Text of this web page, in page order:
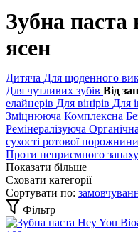
Зубна паста
ясен
Дитяча Для щоденного
Для чутливих зубів Від
елайнерів Для вінірів Для
Зміцнююча Комплексна
Ремінералізуюча
сухості ротової порожнини
Проти неприємного запаху
Показати більше
Сховати категорії
Сортувати по:
Фільтр